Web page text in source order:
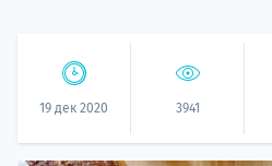
19 дек 2020 3941